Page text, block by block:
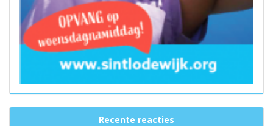
Recente reacties